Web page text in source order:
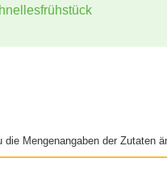
Mengenangaben der Zutaten